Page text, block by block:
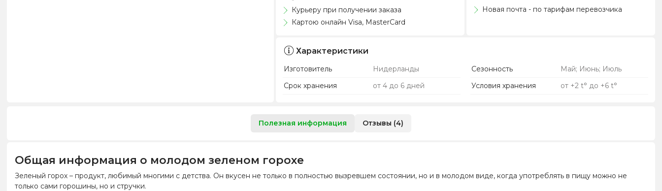
Курьеру при получении заказа
Картою онлайн Visa, MasterCard
Новая почта - по тарифам перевозчика
Характеристики
Изготовитель Нидерланды Сезонность
Май; Июнь; Июль
Срок хранения
от 4 до 6 дней Условия хранения от +2 t° до +6 t°
Полезная информация Отзывы (4)
Общая информация о молодом зеленом горохе
Зеленый горох – продукт, любимый многими с детства. Он вкусен не только в полностью вызревшем состоянии, но и в молодом виде, когда употреблять в пищу можно не
только сами горошины, но и стручки.